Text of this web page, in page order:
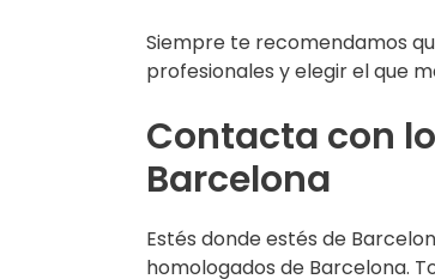
Siempre te recomendamos
profesionales y elegir el que
Contacta con
Barcelona
Estés donde estés de
homologados de Barcelona.